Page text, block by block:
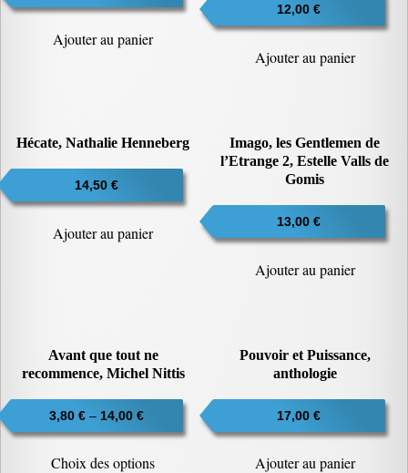
Ajouter au panier
12,00 €
Ajouter au panier
Hécate, Nathalie Henneberg
14,50 €
Ajouter au panier
Imago, les Gentlemen de
l’Etrange 2, Estelle Valls de
Gomis
13,00 €
Ajouter au panier
Avant que tout ne
recommence, Michel Nittis
3,80 € – 14,00 €
Choix des options
Pouvoir et Puissance,
anthologie
17,00 €
Ajouter au panier